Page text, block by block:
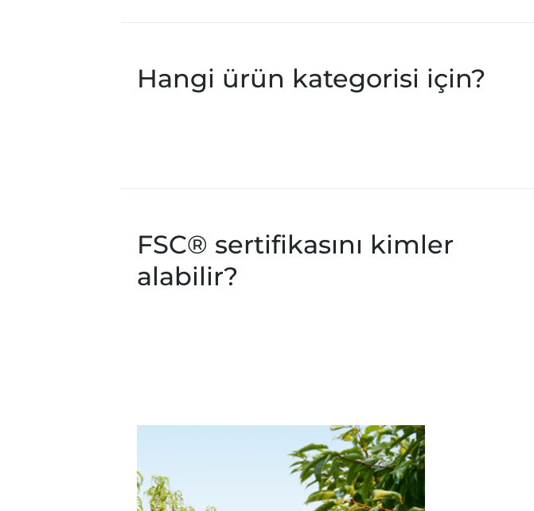
Hangi ürün kategorisi için?
FSC® sertifikasını kimler
alabilir?